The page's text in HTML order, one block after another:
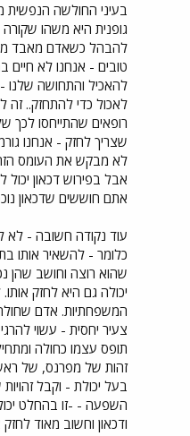
בעיני החולשה הנפשית
גופנית היא משהו שקורה
להבהל כשאדם מאבד
טובים - אנחנו לא חיים
להאכיל והתחושה שלנו
לאכול כדי להתחזק..
רופאים שהתייחסו לכך
שצריך לחזק - אנחנו
לא מבקש את העומס
אבל בפירוש דכאון יכול
אתם חוששים שדכאון
עוד נקודה חשובה - לא
כלומר - להשאיר אותו
שהוא רוצה וחושב שהן
יכולה גם היא לחזק
המשפחתיות. אדם
צעיר יחסית - עשוי
תופס עצמו כחולה
זהות של מפרנס, של
בעל יכולת - וקבל
השפעה - -זו בהחלט
ודכאון וחשוב מאוד